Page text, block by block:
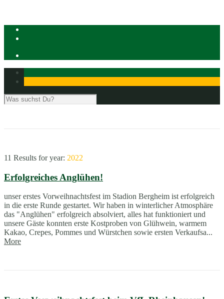
11 Results foryear: 2022
Erfolgreiches Anglühen!
unser erstes Vorweihnachtsfest im Stadion Bergheim ist erfolgreich
in die erste Runde gestartet. Wir haben in winterlicher Atmosphäre
das "Anglühen" erfolgreich absolviert, alles hat funktioniert und
unsere Gäste konnten erste Kostproben von Glühwein, warmem
Kakao, Crepes, Pommes und Würstchen sowie ersten Verkaufsa...
More